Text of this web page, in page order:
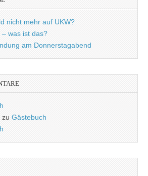
nicht mehr auf UKW?
was ist das?
am Donnerstagabend
zu Gästebuch